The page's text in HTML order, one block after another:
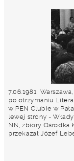
7.06.1981,
po otrzymaniu
w PEN Clubie w
lewej strony -
NN, zbiory Ośrodka
przekazał Józef